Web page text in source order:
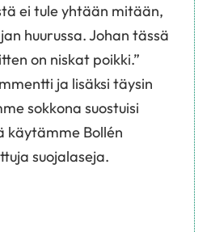
ei tule yhtään mitään,
huurussa. Johan tässä
on niskat poikki.”
ja lisäksi täysin
sokkona suostuisi
käytämme Bollén
suojalaseja.